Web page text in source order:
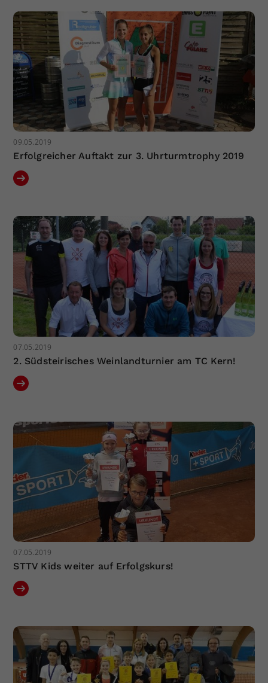
09.05.2019
Erfolgreicher Auftakt zur 3. Uhrturmtrophy 2019
07.05.2019
2. Südsteirisches Weinlandturnier am TC Kern!
07.05.2019
STTV Kids weiter auf Erfolgskurs!
Zweck
Dieser Wert speichert Ihre Consent-
Einstellungen. Unter anderem eine
zufällig generierte ID, für die
historische Speicherung Ihrer
vorgenommen Einstellungen, falls der
Webseiten-Betreiber dies eingestellt
hat.